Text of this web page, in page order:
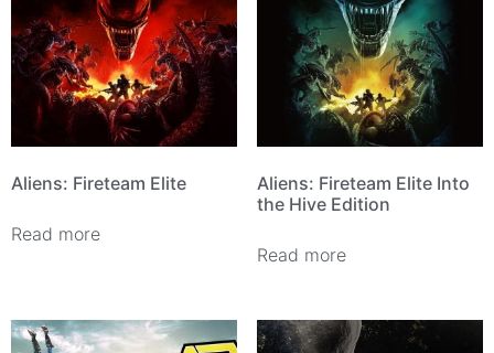
Aliens: Fireteam Elite
Read more
Aliens: Fireteam Elite Into
the Hive Edition
Read more